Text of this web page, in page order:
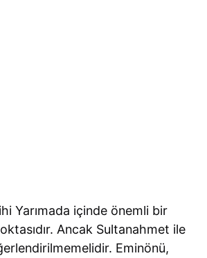
Yarımada içinde önemli bir
Ancak Sultanahmet ile
Eminönü,